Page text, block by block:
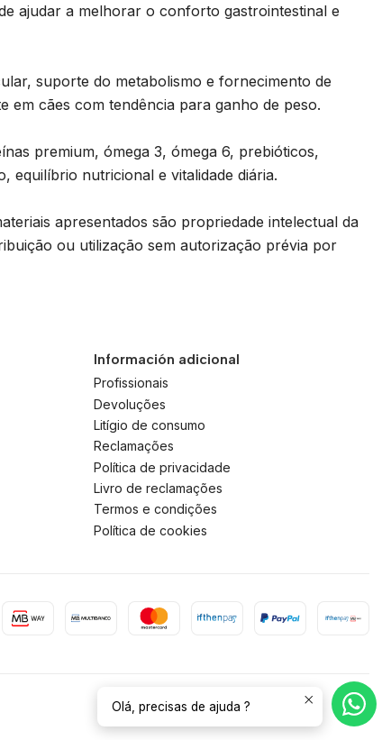
ajudar a melhorar o conforto gastrointestinal e
suporte do metabolismo e fornecimento de
em cães com tendência para ganho de peso.
premium, ómega 3, ómega 6, prebióticos,
equilíbrio nutricional e vitalidade diária.
apresentados são propriedade intelectual da
ou utilização sem autorização prévia por
Información adicional
Profissionais
Devoluções
Litígio de consumo
Reclamações
Política de privacidade
Livro de reclamações
Termos e condições
Política de cookies
Olá, precisas de ajuda ?